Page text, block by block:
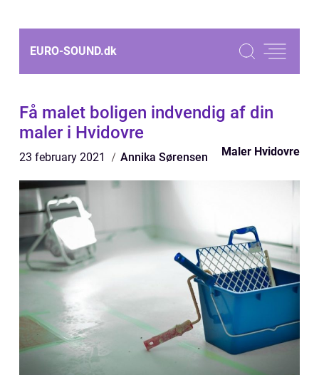
EURO-SOUND.dk
Få malet boligen indvendig af din
maler i Hvidovre
23 february 2021 Annika Sørensen Maler Hvidovre